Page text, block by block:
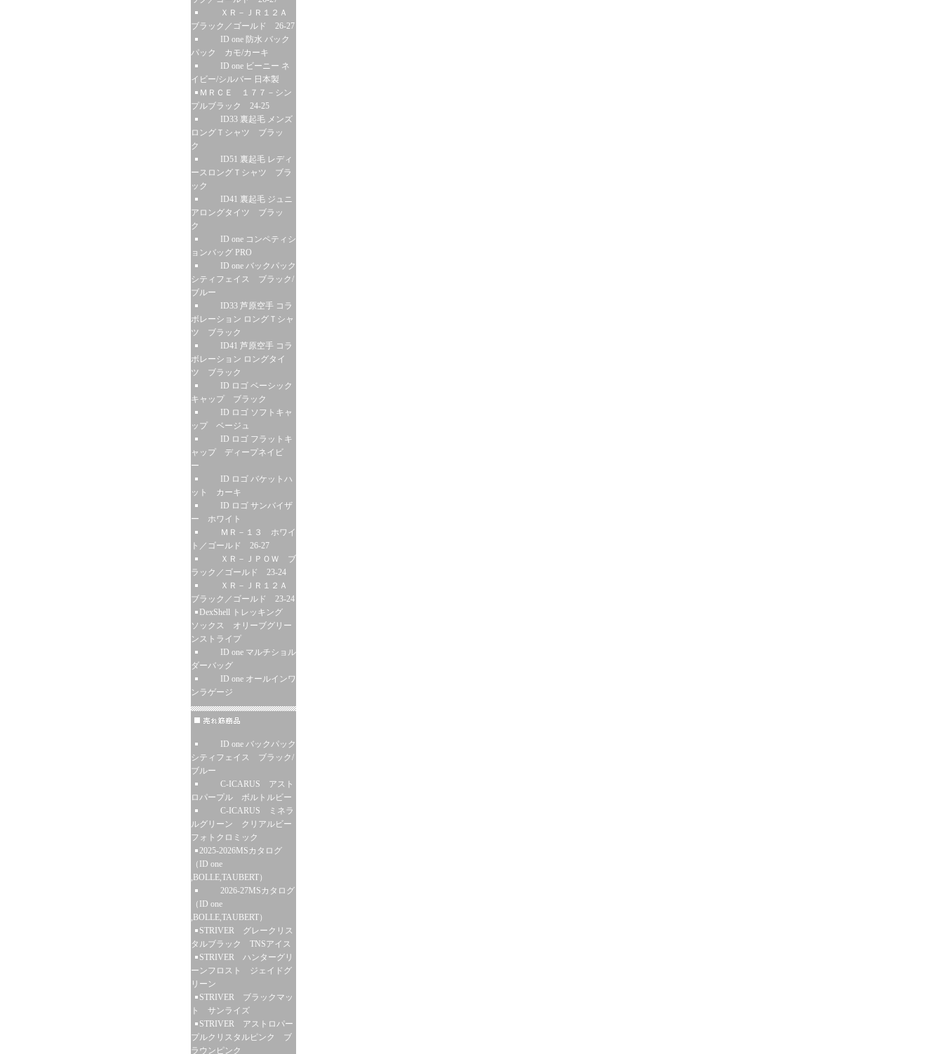
ＸＲ－ＪＲ１２Ａ
ブラック／ゴールド 26-27
ID one 防水 バック
パック カモ/カーキ
ID one ビーニー ネ
イビー/シルバー 日本製
ＭＲＣＥ １７７－シン
プルブラック 24-25
ID33 裏起毛 メンズ
ロングＴシャツ ブラッ
ク
ID51 裏起毛 レディ
ースロングＴシャツ ブラ
ック
ID41 裏起毛 ジュニ
アロングタイツ ブラッ
ク
ID one コンペティシ
ョンバッグ PRO
ID one バックパック
シティフェイス ブラック/
ブルー
ID33 芦原空手 コラ
ボレーション ロングＴシャ
ツ ブラック
ID41 芦原空手 コラ
ボレーション ロングタイ
ツ ブラック
ID ロゴ ベーシック
キャップ ブラック
ID ロゴ ソフトキャ
ップ ベージュ
ID ロゴ フラットキ
ャップ ディープネイビ
ー
ID ロゴ バケットハ
ット カーキ
ID ロゴ サンバイザ
ー ホワイト
ＭＲ－１３ ホワイ
ト／ゴールド 26-27
ＸＲ－ＪＰＯＷ ブ
ラック／ゴールド 23-24
ＸＲ－ＪＲ１２Ａ
ブラック／ゴールド 23-24
DexShell トレッキング
ソックス オリーブグリー
ンストライプ
ID one マルチショル
ダーバッグ
ID one オールインワ
ンラゲージ
ID one バックパック
シティフェイス ブラック/
ブルー
C-ICARUS アスト
ロパープル ボルトルビー
C-ICARUS ミネラ
ルグリーン クリアルビー
フォトクロミック
2025-2026MSカタログ
（ID one
,BOLLE,TAUBERT）
2026-27MSカタログ
（ID one
,BOLLE,TAUBERT）
STRIVER グレークリス
タルブラック TNSアイス
STRIVER ハンターグリ
ーンフロスト ジェイドグ
リーン
STRIVER ブラックマッ
ト サンライズ
STRIVER アストロパー
プルクリスタルピンク ブ
ラウンピンク